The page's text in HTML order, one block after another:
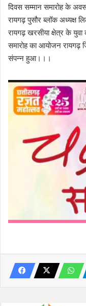
दिवस सम्मान समारोह के
रायगढ़ पुसौर ब्लॉक अध्यक्ष
रायगढ़ खरसीया क्षेत्र के युवा
समारोह का आयोजन रायगढ़
संपन्न हुआ।।।